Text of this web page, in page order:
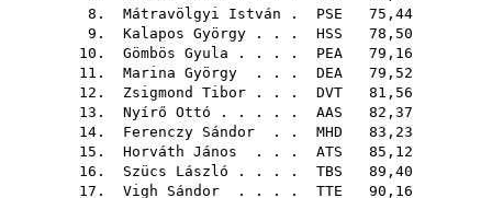
8. Mátravölgyi István . PSE 75,44
9. Kalapos György . . . HSS 78,50
10. Gömbös Gyula . . . . PEA 79,16
11. Marina György . . . DEA 79,52
12. Zsigmond Tibor . . . DVT 81,56
13. Nyírő Ottó . . . . . AAS 82,37
14. Ferenczy Sándor . . MHD 83,23
15. Horváth János . . . ATS 85,12
16. Szücs László . . . . TBS 89,40
17. Vigh Sándor . . . . TTE 90,16